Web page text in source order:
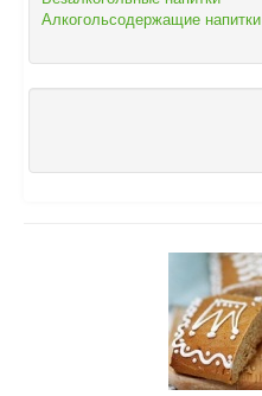
Алкогольсодержащие напитки